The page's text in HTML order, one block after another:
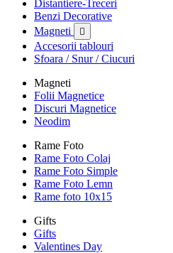
Distantiere-Treceri
Benzi Decorative
Magneti

Accesorii tablouri
Sfoara / Snur / Ciucuri
Magneti
Folii Magnetice
Discuri Magnetice
Neodim
Rame Foto
Rame Foto Colaj
Rame Foto Simple
Rame Foto Lemn
Rame foto 10x15
Gifts
Gifts
Valentines Day